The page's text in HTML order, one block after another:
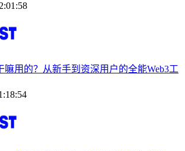
嘛用的？从新手到资深用户的全能Web3工